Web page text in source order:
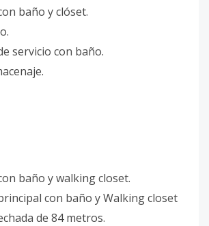
baño y clóset.
servicio con baño.
baño y walking closet.
con baño y Walking closet
de 84 metros.